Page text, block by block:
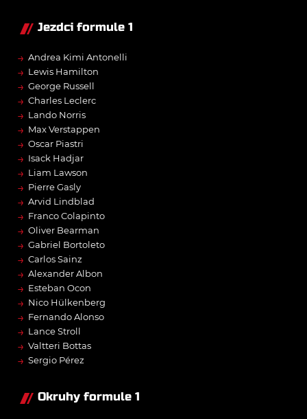
Jezdci formule 1
→ Andrea Kimi Antonelli
→ Lewis Hamilton
→ George Russell
→ Charles Leclerc
→ Lando Norris
→ Max Verstappen
→ Oscar Piastri
→ Isack Hadjar
→ Liam Lawson
→ Pierre Gasly
→ Arvid Lindblad
→ Franco Colapinto
→ Oliver Bearman
→ Gabriel Bortoleto
→ Carlos Sainz
→ Alexander Albon
→ Esteban Ocon
→ Nico Hülkenberg
→ Fernando Alonso
→ Lance Stroll
→ Valtteri Bottas
→ Sergio Pérez
Okruhy formule 1